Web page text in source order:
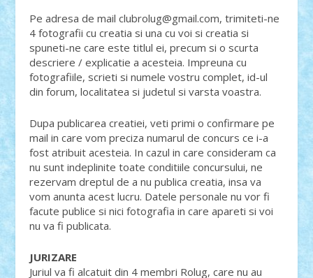
Pe adresa de mail clubrolug@gmail.com, trimiteti-ne
4 fotografii cu creatia si una cu voi si creatia si
spuneti-ne care este titlul ei, precum si o scurta
descriere / explicatie a acesteia. Impreuna cu
fotografiile, scrieti si numele vostru complet, id-ul
din forum, localitatea si judetul si varsta voastra.
Dupa publicarea creatiei, veti primi o confirmare pe
mail in care vom preciza numarul de concurs ce i-a
fost atribuit acesteia. In cazul in care consideram ca
nu sunt indeplinite toate conditiile concursului, ne
rezervam dreptul de a nu publica creatia, insa va
vom anunta acest lucru. Datele personale nu vor fi
facute publice si nici fotografia in care apareti si voi
nu va fi publicata.
JURIZARE
Juriul va fi alcatuit din 4 membri Rolug, care nu au